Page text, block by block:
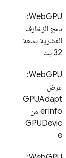
WebGPU:
دمج الزخارف
العشرية بسعة
32 بت
WebGPU:
عرض
GPUAdapt
erInfo من
GPUDevic
e